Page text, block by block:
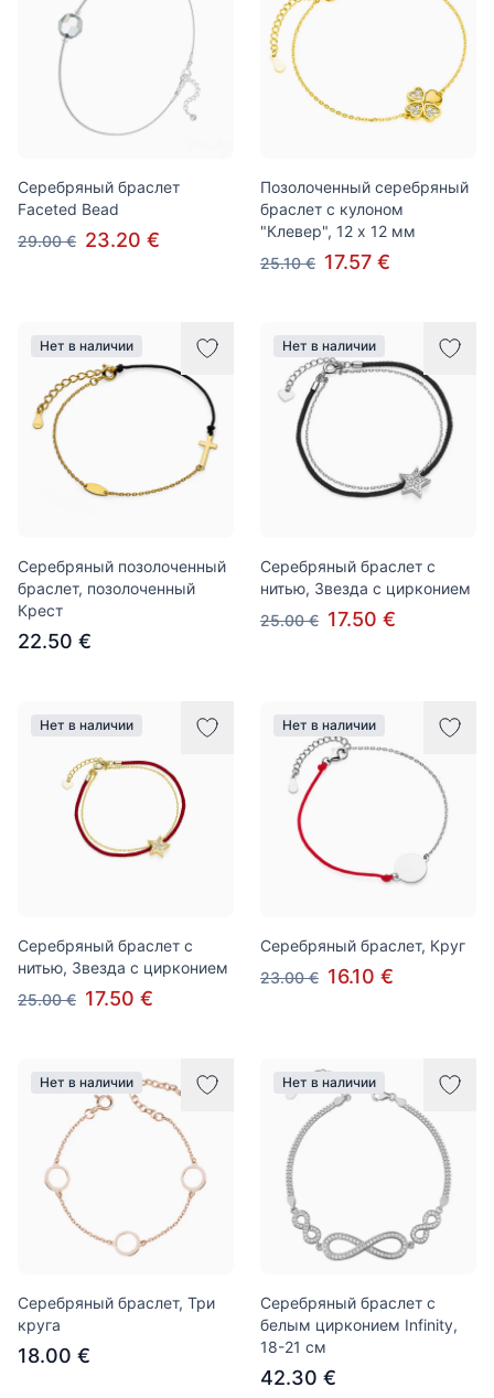
Серебряный браслет
Faceted Bead
29.00 € 23.20 €
Позолоченный серебряный
браслет с кулоном
"Клевер", 12 x 12 мм
25.10 € 17.57 €
Нет в наличии
Серебряный позолоченный
браслет, позолоченный
Крест
22.50 €
Нет в наличии
Серебряный браслет с
нитью, Звезда с цирконием
25.00 € 17.50 €
Нет в наличии
Серебряный браслет с
нитью, Звезда с цирконием
25.00 € 17.50 €
Нет в наличии
Серебряный браслет, Круг
23.00 € 16.10 €
Нет в наличии
Серебряный браслет, Три
круга
18.00 €
Нет в наличии
Серебряный браслет с
белым цирконием Infinity,
18-21 см
42.30 €